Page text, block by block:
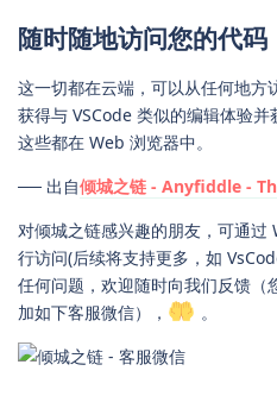
随时随地访问您的代码
这一切都在云端，可以从任何地方
获得与 VSCode 类似的编辑体验
这些都在 Web 浏览器中。
── 出自倾城之链 - Anyfiddle -
对倾城之链感兴趣的朋友，可通
行访问(后续将支持更多，如
任何问题，欢迎随时向我们反馈（
加如下客服微信），
。